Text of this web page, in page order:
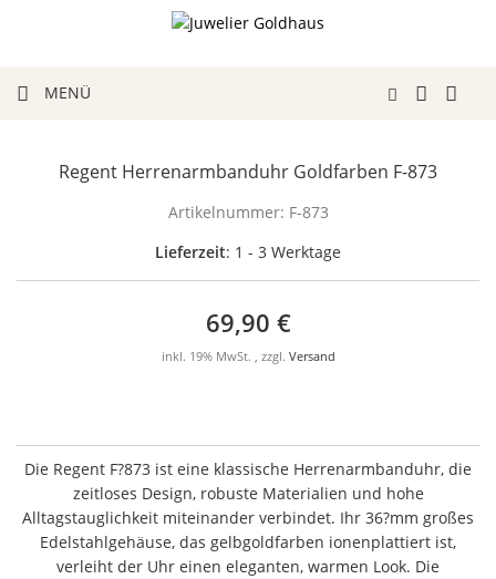
MENÜ
Regent Herrenarmbanduhr Goldfarben F-873
Artikelnummer: F-873
Lieferzeit: 1 - 3 Werktage
69,90 €
inkl. 19% MwSt. , zzgl. Versand
Die Regent F?873 ist eine klassische Herrenarmbanduhr, die
zeitloses Design, robuste Materialien und hohe
Alltagstauglichkeit miteinander verbindet. Ihr 36?mm großes
Edelstahlgehäuse, das gelbgoldfarben ionenplattiert ist,
verleiht der Uhr einen eleganten, warmen Look. Die